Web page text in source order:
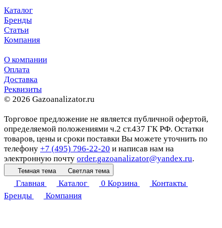
Каталог
Бренды
Статьи
Компания
О компании
Оплата
Доставка
Реквизиты
© 2026 Gazoanalizator.ru
Торговое предложение не является публичной офертой,
определяемой положениями ч.2 ст.437 ГК РФ. Остатки
товаров, цены и сроки поставки Вы можете уточнить по
телефону +7 (495) 796-22-20 и написав нам на
электронную почту order.gazoanalizator@yandex.ru.
Темная тема Светлая тема
Главная Каталог 0 Корзина
Контакты
Бренды
Компания